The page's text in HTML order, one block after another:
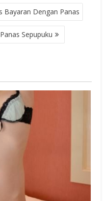
Bayaran Dengan Panas
Sepupuku